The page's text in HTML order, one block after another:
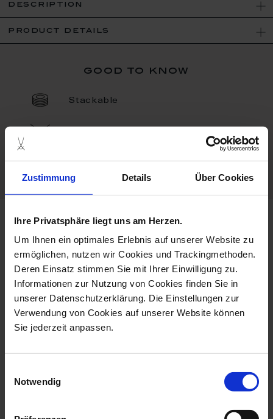
Zustimmung Details Über Cookies
Ihre Privatsphäre liegt uns am Herzen.
Um Ihnen ein optimales Erlebnis auf unserer Website zu
ermöglichen, nutzen wir Cookies und Trackingmethoden.
Deren Einsatz stimmen Sie mit Ihrer Einwilligung zu.
Informationen zur Nutzung von Cookies finden Sie in
unserer Datenschutzerklärung. Die Einstellungen zur
Verwendung von Cookies auf unserer Website können
Sie jederzeit anpassen.
Notwendig
description
product details
good to know
Stackable
Porcelain - Handmade in
more products from the vitruv
fortune dragon collection
Shape V...